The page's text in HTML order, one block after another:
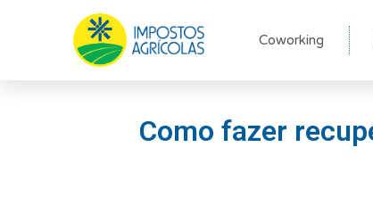
Coworking
Como fazer